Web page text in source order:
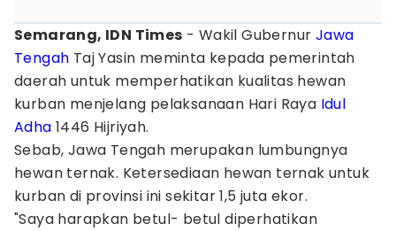
Semarang, IDN Times - Wakil Gubernur Jawa
Tengah Taj Yasin meminta kepada pemerintah
daerah untuk memperhatikan kualitas hewan
kurban menjelang pelaksanaan Hari Raya Idul
Adha 1446 Hijriyah.
Sebab, Jawa Tengah merupakan lumbungnya
hewan ternak. Ketersediaan hewan ternak untuk
kurban di provinsi ini sekitar 1,5 juta ekor.
"Saya harapkan betul- betul diperhatikan